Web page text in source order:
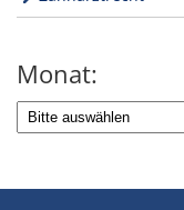
Monat: